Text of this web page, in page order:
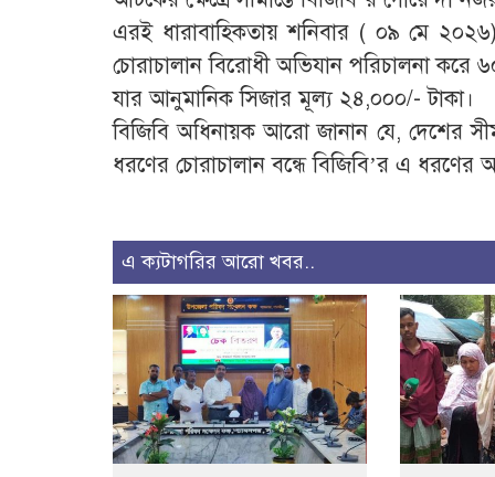
এরই ধারাবাহিকতায় শনিবার ( ০৯ মে
চোরাচালান বিরোধী অভিযান পরিচালনা
যার আনুমানিক সিজার মূল্য ২৪,০০০/- টাকা।
বিজিবি অধিনায়ক আরো জানান যে, দেশের
ধরণের চোরাচালান বন্ধে বিজিবি’র এ ধরণের
এ ক্যটাগরির আরো খবর..